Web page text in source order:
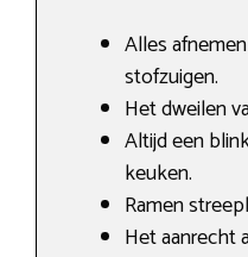
Alles
stofzuigen.
Het dweilen
Altijd een
keuken.
Ramen
Het aanrecht